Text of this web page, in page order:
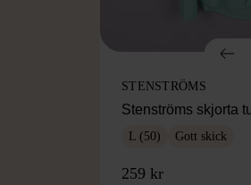
STENSTRÖMS
Stenströms skjorta
L (50) Gott skick
259 kr